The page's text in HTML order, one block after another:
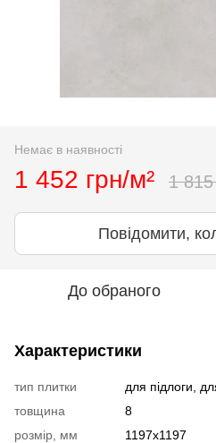
Немає в наявності
1 452 грн/м² 1 815
Повідомити,
До обраного
Характеристики
тип плитки
для підлоги,
товщина
8
розмір, мм
1197х1197